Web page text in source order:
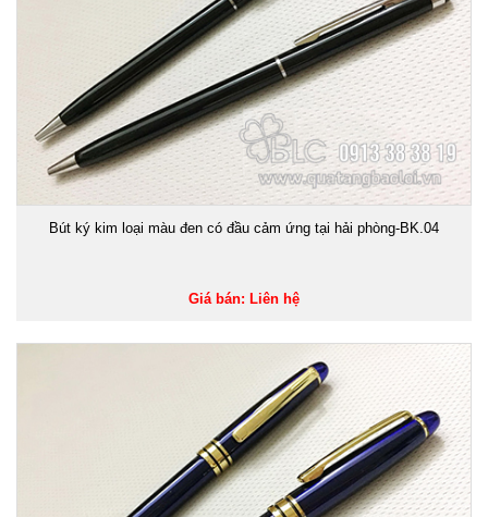
Bút ký kim loại màu đen có đầu cảm ứng tại hải phòng-BK.04
Giá bán: Liên hệ